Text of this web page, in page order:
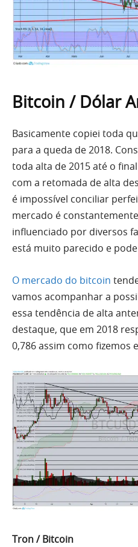
Bitcoin / Dólar
Basicamente copiei toda
para a queda de 2018.
toda alta de 2015 até o
com a retomada dealta
é impossível conciliar
mercado é
influenciado por diversos
está muito parecido e
O mercado do bitcoin
vamos acompanhar a
essa tendência de alta
destaque, que em 2018
0,786 assim como fizemos
Tron / Bitcoin